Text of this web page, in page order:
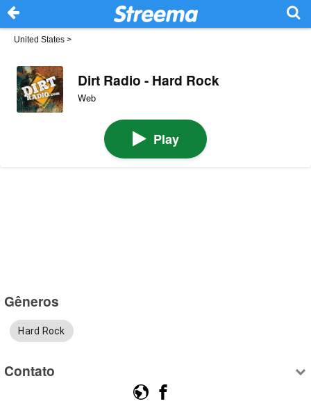
United States >
Dirt Radio - Hard Rock
Web
Play
Gêneros
Hard Rock
Contato